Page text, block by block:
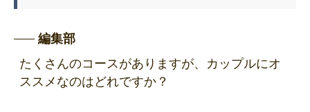
編集部
たくさんのコースがありますが、カップルにオ
ススメなのはどれですか？